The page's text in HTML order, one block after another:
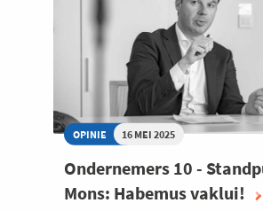
OPINIE 16 MEI 2025
Ondernemers 10 -
Mons: Habemus vaklui!